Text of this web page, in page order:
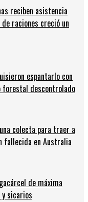
reciben asistencia
raciones creció un
espantarlo con
forestal descontrolado
colecta para traer a
fallecida en Australia
de máxima
sicarios